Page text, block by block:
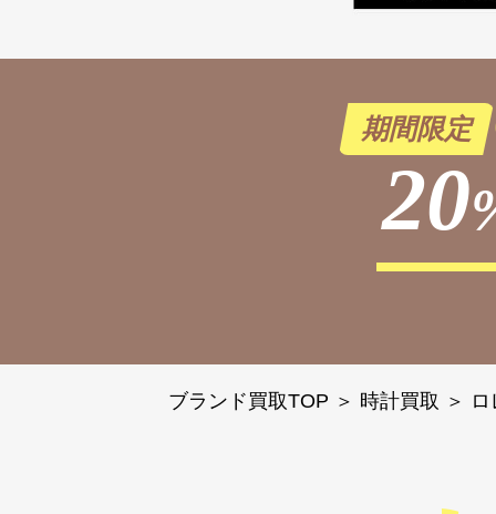
期間限定
20
ブランド買取TOP ＞ 時計買取 ＞